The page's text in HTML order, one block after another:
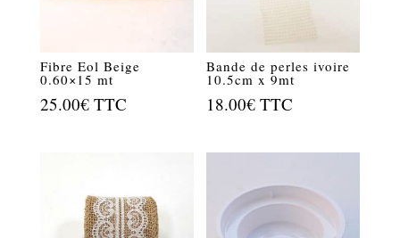
Fibre Eol Beige
0.60×15 mt
25.00€ TTC
Bande de perles ivoire
10.5cm x 9mt
18.00€ TTC